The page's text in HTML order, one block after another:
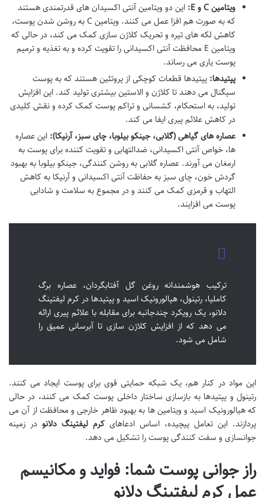
ویتامین C و E:
این دو ویتامین آنتی اکسیدان های قدرتمندی هستند
که به صورت هم افزا عمل می کنند. ویتامین C به روشن شدن پوست،
کاهش لکه های تیره و تحریک کلاژن سازی کمک می کند، در حالی که
ویتامین E محافظت آنتی اکسیدانی را تقویت کرده و به تغذیه و ترمیم
پوست یاری می رساند.
پپتیدها: پپتیدها قطعات کوچکی از پروتئین هستند که به پوست
سیگنال می دهند تا کلاژن و الاستین بیشتری تولید کند. این افزایش
تولید، به استحکام، کشسانی و تراکم پوست کمک کرده و نقش کلیدی
در کاهش علائم پیری ایفا می کند.
عصاره های گیاهی (گلابی، جینکو بیلوبا، چای سبز، آرنیکا): این عصاره
ها، خواص آنتی اکسیدانی، ضدالتهابی و تقویت کننده برای پوست به
ارمغان می آورند. عصاره گلابی به روشن کنندگی، جینکو بیلوبا به بهبود
گردش خون، چای سبز به حفاظت آنتی اکسیدانی و آرنیکا به کاهش
التهاب و قرمزی کمک می کنند و در مجموع به سلامت و شادابی
پوست می افزایند.
ترکیب هوشمندانه روغن گل آفتابگردان، عصاره برگ
کاملیا، رتینول، هیالورونیک اسید و پپتیدها در کرم لیفتینگ
دلانو، یک رویکرد چندجانبه برای مقابله با علائم پیری ارائه
می دهد که از افزایش کلاژن سازی تا آبرسانی عمیق را
شامل می شود.
این مواد در کنار هم، یک شبکه حمایتی قوی برای پوست ایجاد می کنند.
رتینول و پپتیدها به بازسازی ساختار داخلی پوست کمک می کنند، در حالی
که هیالورونیک اسید و ویتامین ها به بهبود ظاهر خارجی و محافظت از آن می
پردازند. این تعامل پیچیده، اساس ادعاهای کرم لیفتینگ دلانو در زمینه
جوانسازی و سفت کنندگی پوست را تشکیل می دهد.
راز جوانی پوست شما: فواید و مکانیسم
عمل کرم لیفتینگ دلانو